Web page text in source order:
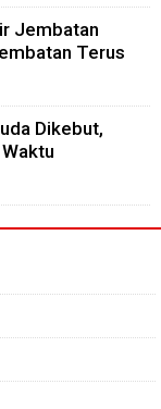
Jembatan
Terus
Dikebut,